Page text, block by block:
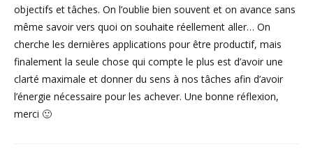
objectifs et tâches. On l’oublie bien souvent et on avance sans
même savoir vers quoi on souhaite réellement aller… On
cherche les dernières applications pour être productif, mais
finalement la seule chose qui compte le plus est d’avoir une
clarté maximale et donner du sens à nos tâches afin d’avoir
l’énergie nécessaire pour les achever. Une bonne réflexion,
merci 🙂